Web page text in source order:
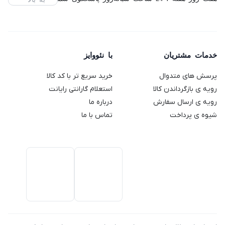
مدل
Genio 2
مدل TS
مدل
خدمات مشتریان
پرسش های متدوال
رویه ی بازگرداندن کالا
رویه ی ارسال سفارش
شیوه ی پرداخت
با نئووایز
خرید سریع تر با کد کالا
استعلام گارانتی رایانت
درباره ما
تماس با ما